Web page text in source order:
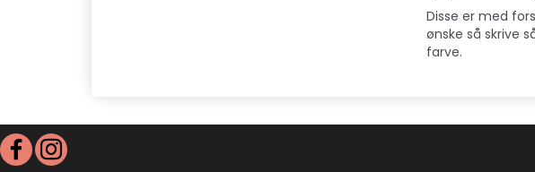
Disse er med
ønske så skrive
farve.